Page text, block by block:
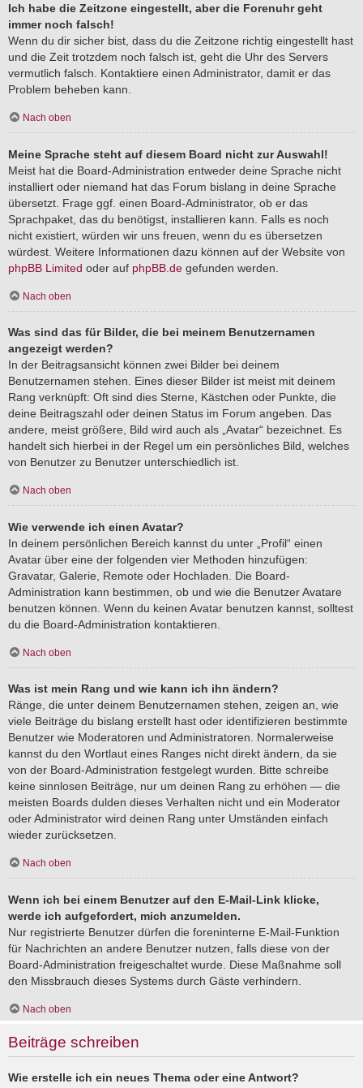
Ich habe die Zeitzone eingestellt, aber die Forenuhr geht
immer noch falsch!
Wenn du dir sicher bist, dass du die Zeitzone richtig eingestellt hast
und die Zeit trotzdem noch falsch ist, geht die Uhr des Servers
vermutlich falsch. Kontaktiere einen Administrator, damit er das
Problem beheben kann.
Nach oben
Meine Sprache steht auf diesem Board nicht zur Auswahl!
Meist hat die Board-Administration entweder deine Sprache nicht
installiert oder niemand hat das Forum bislang in deine Sprache
übersetzt. Frage ggf. einen Board-Administrator, ob er das
Sprachpaket, das du benötigst, installieren kann. Falls es noch
nicht existiert, würden wir uns freuen, wenn du es übersetzen
würdest. Weitere Informationen dazu können auf der Website von
phpBB Limited oder auf phpBB.de gefunden werden.
Nach oben
Was sind das für Bilder, die bei meinem Benutzernamen
angezeigt werden?
In der Beitragsansicht können zwei Bilder bei deinem
Benutzernamen stehen. Eines dieser Bilder ist meist mit deinem
Rang verknüpft: Oft sind dies Sterne, Kästchen oder Punkte, die
deine Beitragszahl oder deinen Status im Forum angeben. Das
andere, meist größere, Bild wird auch als „Avatar“ bezeichnet. Es
handelt sich hierbei in der Regel um ein persönliches Bild, welches
von Benutzer zu Benutzer unterschiedlich ist.
Nach oben
Wie verwende ich einen Avatar?
In deinem persönlichen Bereich kannst du unter „Profil“ einen
Avatar über eine der folgenden vier Methoden hinzufügen:
Gravatar, Galerie, Remote oder Hochladen. Die Board-
Administration kann bestimmen, ob und wie die Benutzer Avatare
benutzen können. Wenn du keinen Avatar benutzen kannst, solltest
du die Board-Administration kontaktieren.
Nach oben
Was ist mein Rang und wie kann ich ihn ändern?
Ränge, die unter deinem Benutzernamen stehen, zeigen an, wie
viele Beiträge du bislang erstellt hast oder identifizieren bestimmte
Benutzer wie Moderatoren und Administratoren. Normalerweise
kannst du den Wortlaut eines Ranges nicht direkt ändern, da sie
von der Board-Administration festgelegt wurden. Bitte schreibe
keine sinnlosen Beiträge, nur um deinen Rang zu erhöhen — die
meisten Boards dulden dieses Verhalten nicht und ein Moderator
oder Administrator wird deinen Rang unter Umständen einfach
wieder zurücksetzen.
Nach oben
Wenn ich bei einem Benutzer auf den E-Mail-Link klicke,
werde ich aufgefordert, mich anzumelden.
Nur registrierte Benutzer dürfen die foreninterne E-Mail-Funktion
für Nachrichten an andere Benutzer nutzen, falls diese von der
Board-Administration freigeschaltet wurde. Diese Maßnahme soll
den Missbrauch dieses Systems durch Gäste verhindern.
Nach oben
Beiträge schreiben
Wie erstelle ich ein neues Thema oder eine Antwort?